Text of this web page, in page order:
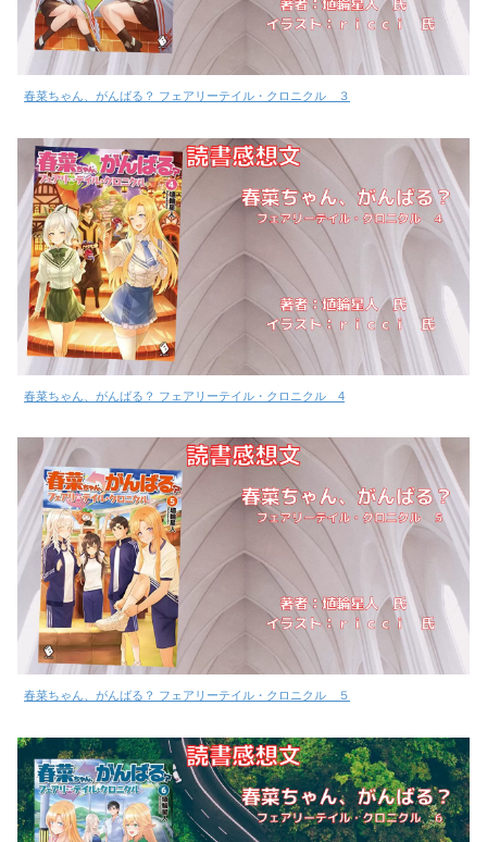
春菜ちゃん、がんばる？ フェアリーテイル・クロニクル ３
春菜ちゃん、がんばる？ フェアリーテイル・クロニクル 4
春菜ちゃん、がんばる？ フェアリーテイル・クロニクル ５